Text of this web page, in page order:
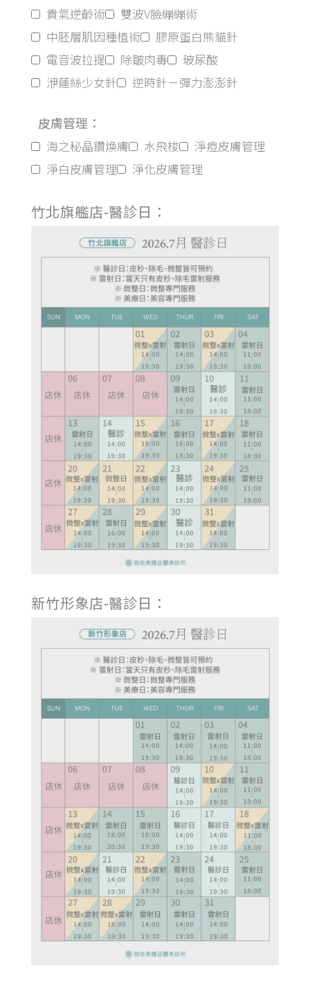
貴氣逆齡術
雙波V臉繃繃術
中胚層肌因種植術
膠原蛋白熊貓針
電音波拉提
除皺肉毒
玻尿酸
洢蓮絲少女針
逆時針－彈力澎澎針
皮膚管理：
海之秘晶鑽煥膚 水飛梭
淨痘皮膚管理
淨白皮膚管理
淨化皮膚管理
竹北旗艦店-醫診日：
新竹形象店-醫診日：